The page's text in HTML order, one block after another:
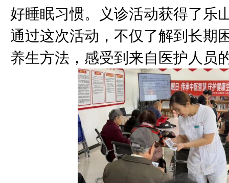
好睡眠习惯。义诊活动获得了乐
通过这次活动，不仅了解到长期
养生方法，感受到来自医护人员